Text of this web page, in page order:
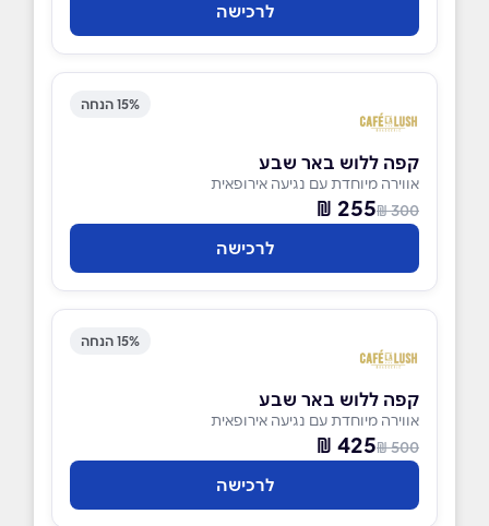
לרכישה
15% הנחה
קפה ללוש באר שבע
אווירה מיוחדת עם נגיעה אירופאית
300 ₪
255 ₪
לרכישה
15% הנחה
קפה ללוש באר שבע
אווירה מיוחדת עם נגיעה אירופאית
500 ₪
425 ₪
לרכישה